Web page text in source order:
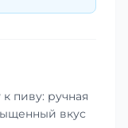
пиву: ручная
вкус